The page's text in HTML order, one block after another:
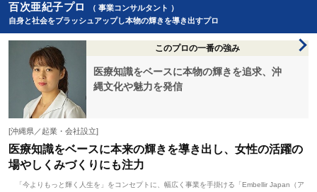
百次亜紀子プロ
（ 事業コンサルタント ）
自身と社会をブラッシュアップし本物の輝きを導き出すプロ
このプロの一番の強み
医療知識をベースに本物の輝きを追求、沖
縄文化や魅力を発信
[沖縄県／起業・会社設立]
医療知識をベースに本来の輝きを導き出し、女性の活躍の
場やしくみづくりにも注力
「今よりもっと輝く人生を」をコンセプトに、幅広く事業を手掛ける「Embellir Japan（ア